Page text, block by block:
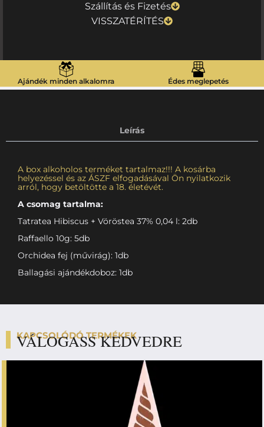
Szállítás és Fizetés
VISSZATÉRÍTÉS
Ajándék minden alkalomra Édes meglepetés
Leírás
A box alkoholos terméket tartalmaz!!! A kosárba
helyezéssel és az ÁSZF elfogadásával Ön nyilatkozik
arról, hogy betöltötte a 18. életévét.
A csomag tartalma:
Tatratea Hibiscus + Vöröstea 37% 0,04 l: 2db
Raffaello 10g: 5db
Orchidea fej (művirág): 1db
Ballagási ajándékdoboz: 1db
KAPCSOLÓDÓ TERMÉKEK
VÁLOGASS KEDVEDRE